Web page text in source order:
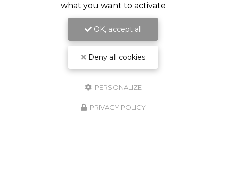
NOS POINTS FORTS
what you want to activate
OK, accept all
Deny all cookies
PERSONALIZE
PRIVACY POLICY